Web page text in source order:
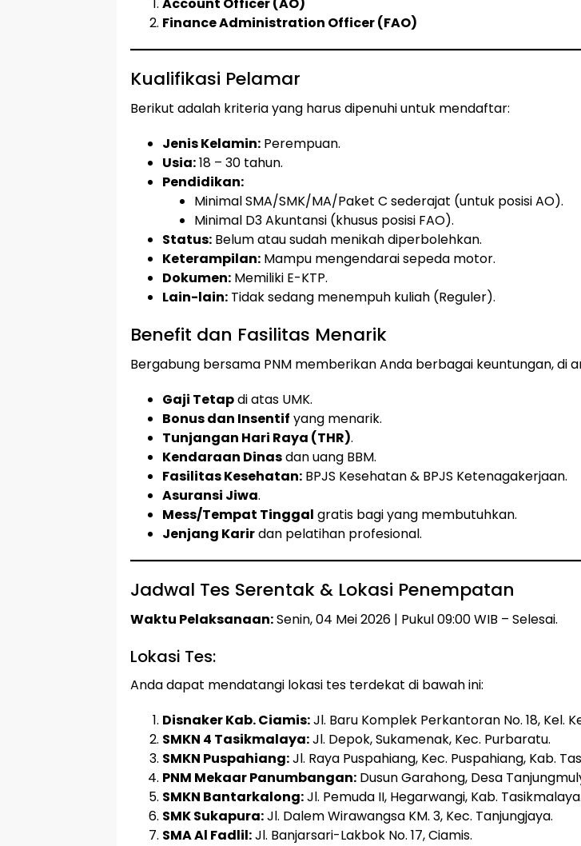
Finance Administration Officer (FAO)
Kualifikasi Pelamar
Berikut adalah kriteria yang harus dipenuhi untuk mendaftar:
Jenis Kelamin: Perempuan.
Usia:18 – 30 tahun.
Pendidikan:
Minimal SMA/SMK/MA/Paket C sederajat (untuk posisi AO).
Minimal D3 Akuntansi (khusus posisi FAO).
Status: Belum atau sudah menikah diperbolehkan.
Keterampilan: Mampu mengendarai sepeda motor.
Dokumen: Memiliki E-KTP.
Lain-lain: Tidak sedang menempuh kuliah (Reguler).
Benefit dan Fasilitas Menarik
Bergabung bersama PNM memberikan Anda berbagai keuntungan, di
Gaji Tetapdi atas UMK.
Bonus dan Insentif yang menarik.
Tunjangan Hari Raya (THR).
Kendaraan Dinasdan uang BBM.
Fasilitas Kesehatan: BPJS Kesehatan & BPJS Ketenagakerjaan.
Asuransi Jiwa.
Mess/Tempat Tinggal gratis bagi yang membutuhkan.
Jenjang Karirdan pelatihan profesional.
Jadwal Tes Serentak & Lokasi Penempatan
Waktu Pelaksanaan:Senin, 04 Mei 2026 | Pukul 09:00 WIB – Selesai.
Lokasi Tes:
Anda dapat mendatangi lokasi tes terdekat di bawah ini:
Disnaker Kab. Ciamis:Jl. Baru Komplek Perkantoran No. 18, Kel.
SMKN 4 Tasikmalaya:Jl. Depok, Sukamenak, Kec. Purbaratu.
SMKN Puspahiang:Jl. Raya Puspahiang, Kec. Puspahiang, Kab.
PNM Mekaar Panumbangan: Dusun Garahong, Desa
SMKN Bantarkalong:Jl. Pemuda II, Hegarwangi, Kab. Tasikmalaya.
SMK Sukapura:Jl. Dalem Wirawangsa KM. 3, Kec. Tanjungjaya.
SMA Al Fadlil:Jl. Banjarsari-Lakbok No. 17, Ciamis.